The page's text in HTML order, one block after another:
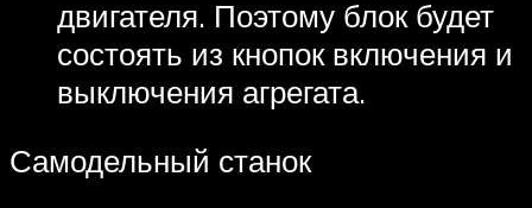
двигателя. Поэтому блок будет
состоять из кнопок включения и
выключения агрегата.
Самодельный станок